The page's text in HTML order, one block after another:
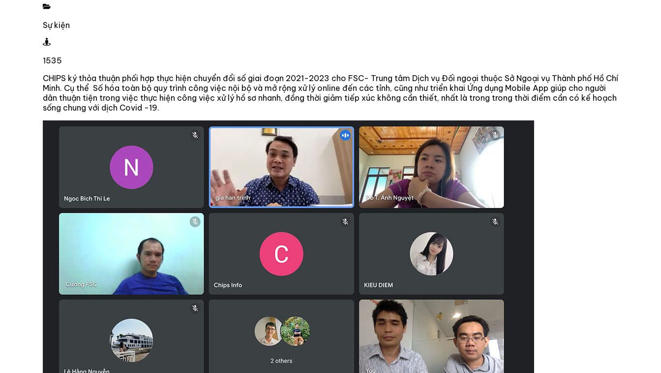
Sự kiện
1535
CHIPS ký thỏa thuận phối hợp thực hiện chuyển đổi số giai đoạn 2021-2023 cho FSC- Trung tâm Dịch vụ Đối ngoại thuộc Sở Ngoại vụ Thành phố Hồ Chí
Minh. Cụ thể Số hóa toàn bộ quy trình công việc nội bộ và mở rộng xử lý online đến các tỉnh, cũng như triển khai Ứng dụng Mobile App giúp cho người
dân thuận tiện trong việc thực hiện công việc xử lý hồ sơ nhanh, đồng thời giảm tiếp xúc không cần thiết, nhất là trong trong thời điểm cần có kế hoạch
sống chung với dịch Covid -19.